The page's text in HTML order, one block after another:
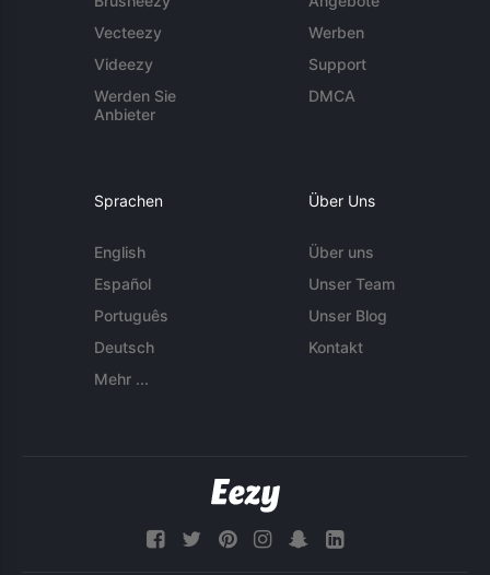
Vecteezy
Videezy
Werden Sie
Anbieter
Werben
Support
DMCA
Sprachen
English
Español
Português
Deutsch
Mehr ...
Über Uns
Über uns
Unser Team
Unser Blog
Kontakt